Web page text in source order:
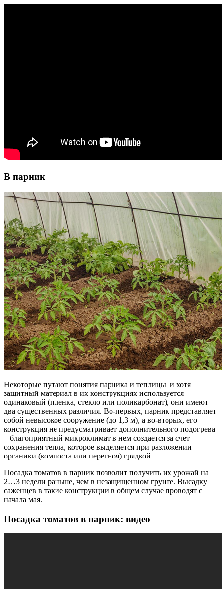
В парник
Некоторые путают понятия парника и теплицы, и хотя
защитный материал в их конструкциях используется
одинаковый (пленка, стекло или поликарбонат), они имеют
два существенных различия. Во-первых, парник представляет
собой невысокое сооружение (до 1,3 м), а во-вторых, его
конструкция не предусматривает дополнительного подогрева
– благоприятный микроклимат в нем создается за счет
сохранения тепла, которое выделяется при разложении
органики (компоста или перегноя) грядкой.
Посадка томатов в парник позволит получить их урожай на
2…3 недели раньше, чем в незащищенном грунте. Высадку
саженцев в такие конструкции в общем случае проводят с
начала мая.
Посадка томатов в парник: видео